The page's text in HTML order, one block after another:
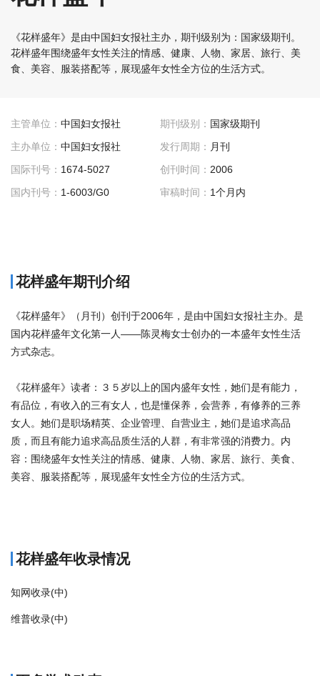
《花样盛年》是由中国妇女报社主办，期刊级别为：国家级期刊。
花样盛年围绕盛年女性关注的情感、健康、人物、家居、旅行、美
食、美容、服装搭配等，展现盛年女性全方位的生活方式。
主管单位： 中国妇女报社
主办单位： 中国妇女报社
国际刊号： 1674-5027
国内刊号： 1-6003/G0
期刊级别： 国家级期刊
发行周期： 月刊
创刊时间： 2006
审稿时间： 1个月内
花样盛年期刊介绍
《花样盛年》（月刊）创刊于2006年，是由中国妇女报社主办。是
国内花样盛年文化第一人——陈灵梅女士创办的一本盛年女性生活
方式杂志。
《花样盛年》读者：３５岁以上的国内盛年女性，她们是有能力，
有品位，有收入的三有女人，也是懂保养，会营养，有修养的三养
女人。她们是职场精英、企业管理、自营业主，她们是追求高品
质，而且有能力追求高品质生活的人群，有非常强的消费力。内
容：围绕盛年女性关注的情感、健康、人物、家居、旅行、美食、
美容、服装搭配等，展现盛年女性全方位的生活方式。
花样盛年收录情况
知网收录(中)
维普收录(中)